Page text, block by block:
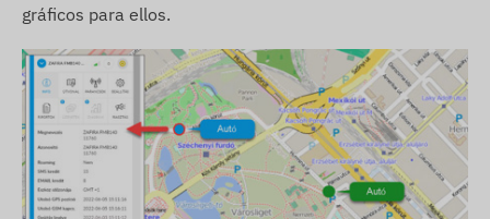
gráficos para ellos.